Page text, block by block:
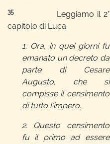
35
Leggiamo il 2°
capitolo di Luca.
1. Ora, in quei giorni fu
emanato un decreto da
parte di Cesare
Augusto, che si
compisse il censimento
di tutto l'impero.
2. Questo censimento
fu il primo ad essere